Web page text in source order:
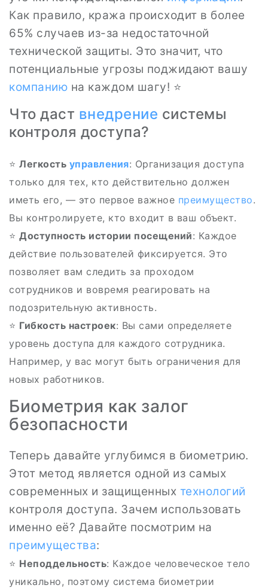
Как правило, кража происходит в более
65% случаев из-за недостаточной
технической защиты. Это значит, что
потенциальные угрозы поджидают вашу
компанию на каждом шагу! ⭐
Что даст внедрение системы
контроля доступа?
⭐ Легкость управления: Организация доступа
только для тех, кто действительно должен
иметь его, — это первое важное преимущество.
Вы контролируете, кто входит в ваш объект.
⭐ Доступность истории посещений: Каждое
действие пользователей фиксируется. Это
позволяет вам следить за проходом
сотрудников и вовремя реагировать на
подозрительную активность.
⭐ Гибкость настроек: Вы сами определяете
уровень доступа для каждого сотрудника.
Например, у вас могут быть ограничения для
новых работников.
Биометрия как залог
безопасности
Теперь давайте углубимся в биометрию.
Этот метод является одной из самых
современных и защищенных технологий
контроля доступа. Зачем использовать
именно её? Давайте посмотрим на
преимущества:
⭐️ Неподдельность: Каждое человеческое тело
уникально, поэтому система биометрии